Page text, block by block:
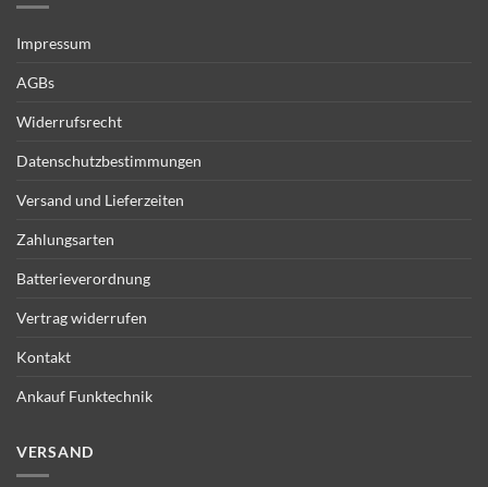
Impressum
AGBs
Widerrufsrecht
Datenschutzbestimmungen
Versand und Lieferzeiten
Zahlungsarten
Batterieverordnung
Vertrag widerrufen
Kontakt
Ankauf Funktechnik
VERSAND